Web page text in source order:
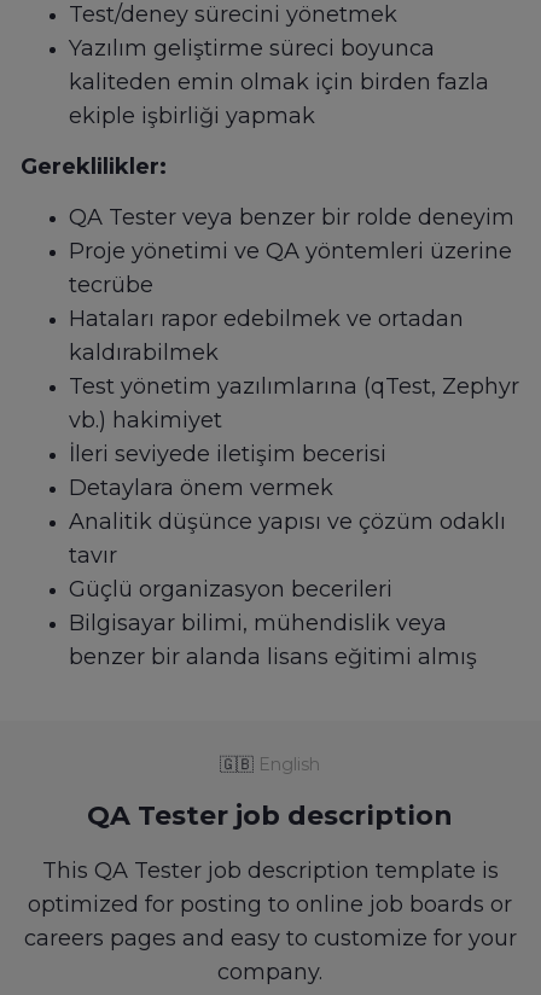
Test/deney sürecini yönetmek
Yazılım geliştirme süreci boyunca
kaliteden emin olmak için birden fazla
ekiple işbirliği yapmak
Gereklilikler:
QA Tester veya benzer bir rolde deneyim
Proje yönetimi ve QA yöntemleri üzerine
tecrübe
Hataları rapor edebilmek ve ortadan
kaldırabilmek
Test yönetim yazılımlarına (qTest, Zephyr
vb.) hakimiyet
İleri seviyede iletişim becerisi
Detaylara önem vermek
Analitik düşünce yapısı ve çözüm odaklı
tavır
Güçlü organizasyon becerileri
Bilgisayar bilimi, mühendislik veya
benzer bir alanda lisans eğitimi almış
🇬🇧 English
QA Tester job description
This QA Tester job description template is
optimized for posting to online job boards or
careers pages and easy to customize for your
company.